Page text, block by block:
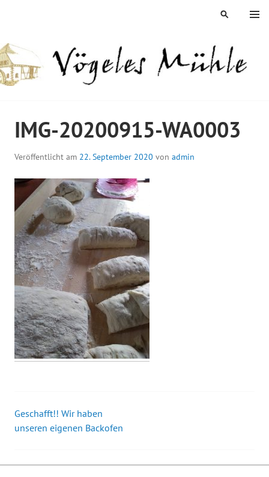
MENÜ
SUCHEN
IMG-20200915-WA0003
Veröffentlicht am 22. September 2020 von admin
Beitrags-
Geschafft!! Wir haben
unseren eigenen Backofen